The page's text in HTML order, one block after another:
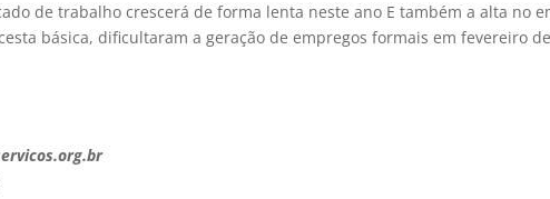
de trabalho crescerá de forma lenta neste ano E também a alta no
básica, dificultaram a geração de empregos formais em fevereiro